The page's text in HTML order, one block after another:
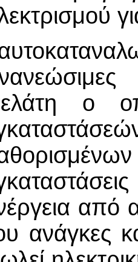
ο
από
ανάγκες